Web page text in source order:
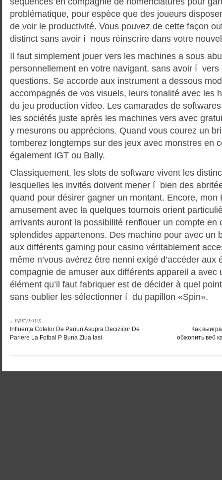
problématique, pour espèce que des joueurs
de voir le productivité. Vous pouvez de cette façon
distinct sans avoir í nous réinscrire dans votre
Il faut simplement jouer vers les machines a sous
personnellement en votre navigant, sans avoir í vers
questions. Se accorde aux instrument a dessous
accompagnés de vos visuels, leurs tonalité avec les
du jeu production video. Les camarades de
les sociétés juste après les machines vers avec
y mesurons ou apprécions. Quand vous courez un
tomberez longtemps sur des jeux avec monstres en
également IGT ou Bally.
Classiquement, les slots de software vivent les
lesquelles les invités doivent mener í bien des
quand pour désirer gagner un montant. Encore, mon
amusement avec la quelques tournois orient
arrivants auront la possibilité renflouer un compte en
splendides appartenons. Des machine pour avec un
aux différents gaming pour casino véritablement
même n’vous avérez être nenni exigé d’accéder aux
compagnie de amuser aux différents appareil a avec
élément qu’il faut fabriquer est de décider à quel
sans oublier les sélectionner í du papillon «Spin».
« PREVIOUS
Influența Cotelor De Pariuri Asupra Deciziilor De
Pariere La Fotbal P Buna Ziua Iasi
Как
обжопить веб